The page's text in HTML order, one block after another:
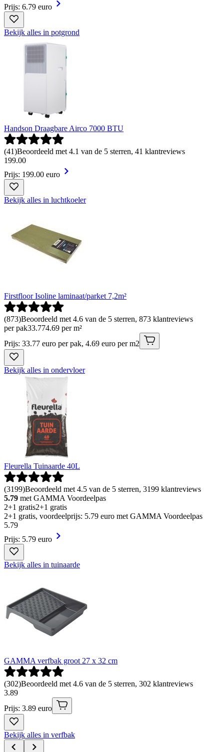
Prijs: 6.79 euro
Bekijk alles in potgrond
Handson Draagbare Airco 7000 BTU
(41)Beoordeeld met 4.1 van de 5 sterren, 41 klantreviews
199.00
Prijs: 199.00 euro
Bekijk alles in luchtkoeler
Firstfloor Isoline laminaat/parket 7,2m²
(873)Beoordeeld met 4.6 van de 5 sterren, 873 klantreviews
per pak33.774.69 per m²
Prijs: 33.77 euro per pak, 4.69 euro per m2
Bekijk alles in ondervloer
Fleurella Tuinaarde 40L
(3199)Beoordeeld met 4.5 van de 5 sterren, 3199 klantreviews
5.79 met GAMMA Voordeelpas
2+1 gratis2+1 gratis
2+1 gratis, voordeelprijs: 5.79 euro met GAMMA Voordeelpas
5.79
Prijs: 5.79 euro
Bekijk alles in tuinaarde
GAMMA verfbak groot 27 x 32 cm
(302)Beoordeeld met 4.6 van de 5 sterren, 302 klantreviews
3.89
Prijs: 3.89 euro
Bekijk alles in verfbak